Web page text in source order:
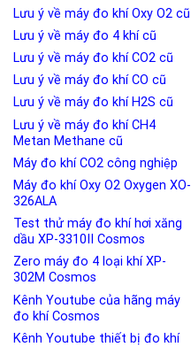
Lưu ý về máy đo khí Oxy O2 cũ
Lưu ý về máy đo 4 khí cũ
Lưu ý về máy đo khí CO2 cũ
Lưu ý về máy đo khí CO cũ
Lưu ý về máy đo khí H2S cũ
Lưu ý về máy đo khí CH4
Metan Methane cũ
Máy đo khí CO2 công nghiệp
Máy đo khí Oxy O2 Oxygen XO-
326ALA
Test thử máy đo khí hơi xăng
dầu XP-3310II Cosmos
Zero máy đo 4 loại khí XP-
302M Cosmos
Kênh Youtube của hãng máy
đo khí Cosmos
Kênh Youtube thiết bị đo khí